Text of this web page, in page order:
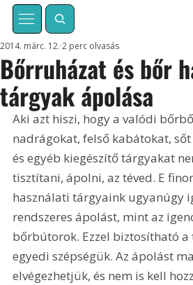
Bőrruházat és bőr
tárgyak ápolása
2014. márc. 12. 2 perc olvasás
Aki azt hiszi, hogy a valódi
nadrágokat, felső kabátokat,
és egyéb kiegészítő tárgyakat
tisztítani, ápolni, az téved. E
használati tárgyaink ugyanúgy
rendszeres ápolást, mint az
bőrbútorok. Ezzel biztosítható a
egyedi szépségük. Az ápolást
elvégezhetjük, és nem is kell